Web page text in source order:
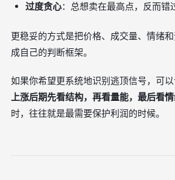
过度贪心：总想卖在最高点，反而错
更稳妥的方式是把价格、成交量、情绪
成自己的判断框架。
如果你希望更系统地识别逃顶信号，可以
上涨后期先看结构，再看量能，最后看
时，往往就是最需要保护利润的时候。